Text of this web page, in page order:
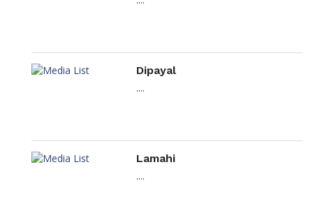
Dipayal
....
Lamahi
....